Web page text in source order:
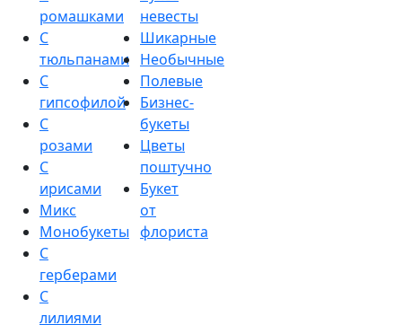
ромашками
С
тюльпанами
С
гипсофилой
С
розами
С
ирисами
Микс
Монобукеты
С
герберами
С
лилиями
невесты
Шикарные
Необычные
Полевые
Бизнес-
букеты
Цветы
поштучно
Букет
от
флориста